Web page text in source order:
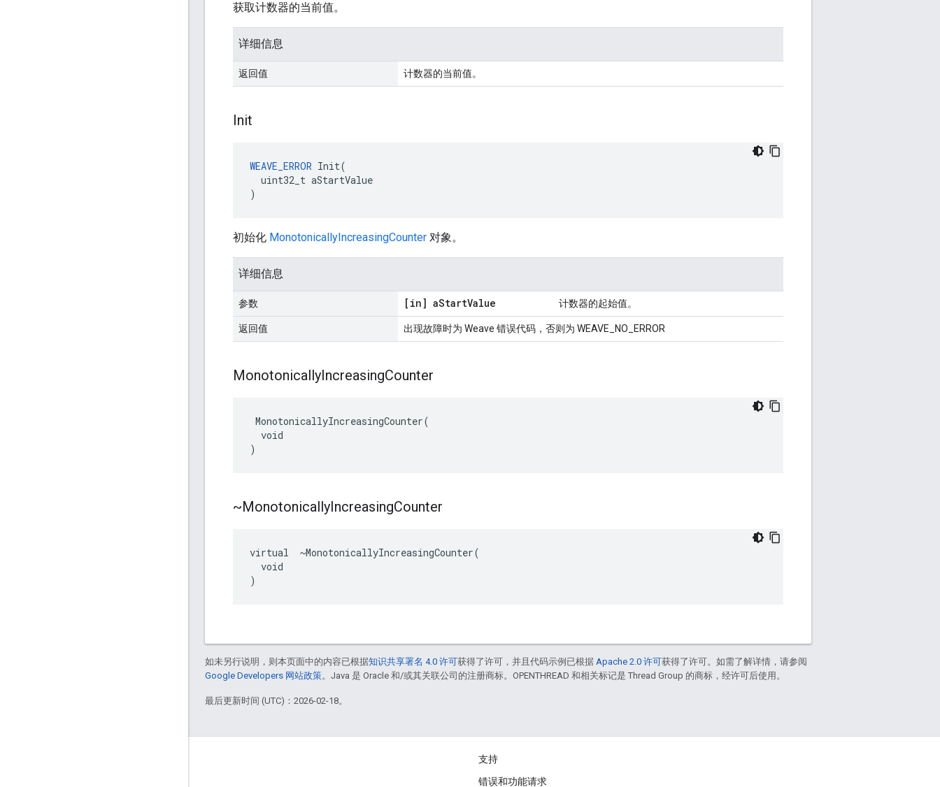
获取计数器的当前值。
详细信息
返回值 计数器的当前值。
Init
WEAVE_ERROR Init(
  uint32_t aStartValue
)
初始化 MonotonicallyIncreasingCounter 对象。
详细信息
参数 [in] aStartValue 计数器的起始值。
返回值 出现故障时为 Weave 错误代码，否则为 WEAVE_NO_ERROR
MonotonicallyIncreasingCounter
MonotonicallyIncreasingCounter(
  void
)
~MonotonicallyIncreasingCounter
virtual  ~MonotonicallyIncreasingCounter(
  void
)
如未另行说明，则本页面中的内容已根据知识共享署名 4.0 许可获得了许可，并且代码示例已根据 Apache 2.0 许可获得了许可。如需了解详情，请参阅
Google Developers 网站政策。Java 是 Oracle 和/或其关联公司的注册商标。OPENTHREAD 和相关标记是 Thread Group 的商标，经许可后使用。
最后更新时间 (UTC)：2026-02-18。
支持
错误和功能请求